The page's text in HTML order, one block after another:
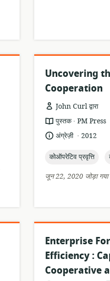
Uncovering
Cooperation
John Curl द्वारा
संसाधन
प्रारूप:
पुस्तक .
प्रकाशक:
PM Press
भाषा:अंग्रेज़ी .
प्रकाशन
2012
topic:
कोऑपरेटिव प्रवृत्ति
जून 22, 2020 जोड़ा गया
Enterprise
Efficiency :
Cooperative